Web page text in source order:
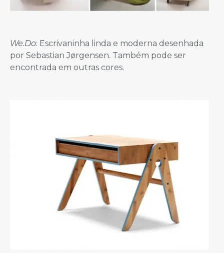
We.Do: Escrivaninha linda e moderna desenhada
por Sebastian Jørgensen. Também pode ser
encontrada em outras cores.